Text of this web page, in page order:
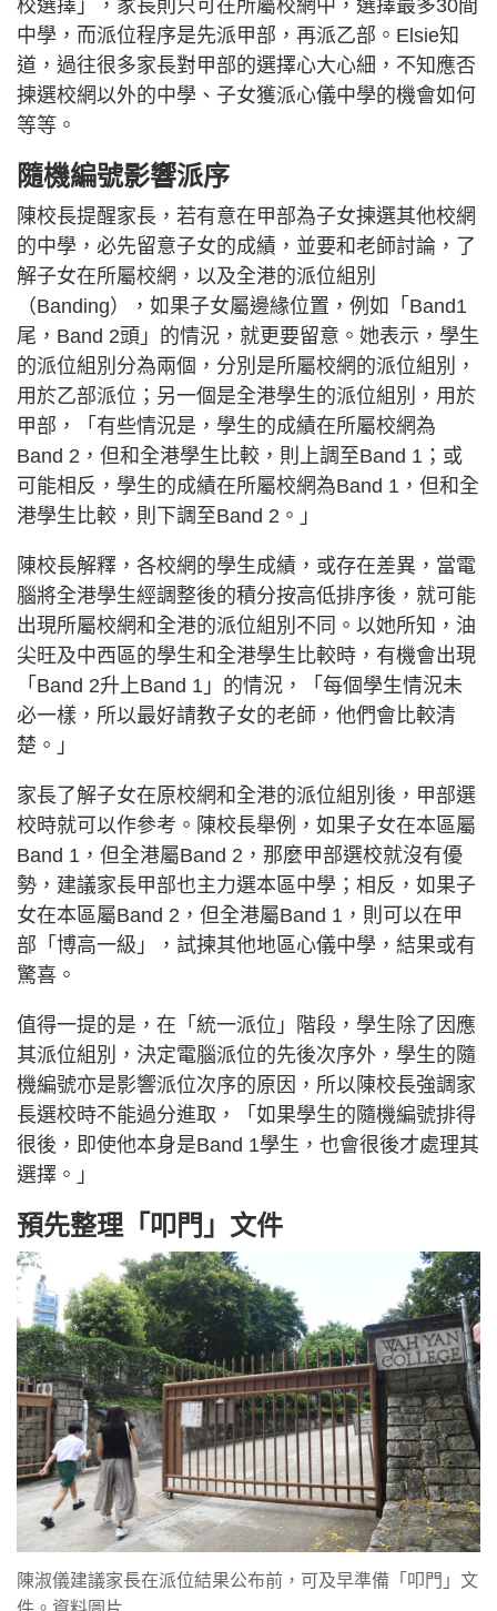
校選擇」，家長則只可在所屬校網中，選擇最多30間
中學，而派位程序是先派甲部，再派乙部。Elsie知
道，過往很多家長對甲部的選擇心大心細，不知應否
揀選校網以外的中學、子女獲派心儀中學的機會如何
等等。
隨機編號影響派序
陳校長提醒家長，若有意在甲部為子女揀選其他校網
的中學，必先留意子女的成績，並要和老師討論，了
解子女在所屬校網，以及全港的派位組別
（Banding），如果子女屬邊緣位置，例如「Band1
尾，Band 2頭」的情況，就更要留意。她表示，學生
的派位組別分為兩個，分別是所屬校網的派位組別，
用於乙部派位；另一個是全港學生的派位組別，用於
甲部，「有些情況是，學生的成績在所屬校網為
Band 2，但和全港學生比較，則上調至Band 1；或
可能相反，學生的成績在所屬校網為Band 1，但和全
港學生比較，則下調至Band 2。」
陳校長解釋，各校網的學生成績，或存在差異，當電
腦將全港學生經調整後的積分按高低排序後，就可能
出現所屬校網和全港的派位組別不同。以她所知，油
尖旺及中西區的學生和全港學生比較時，有機會出現
「Band 2升上Band 1」的情況，「每個學生情況未
必一樣，所以最好請教子女的老師，他們會比較清
楚。」
家長了解子女在原校網和全港的派位組別後，甲部選
校時就可以作參考。陳校長舉例，如果子女在本區屬
Band 1，但全港屬Band 2，那麼甲部選校就沒有優
勢，建議家長甲部也主力選本區中學；相反，如果子
女在本區屬Band 2，但全港屬Band 1，則可以在甲
部「博高一級」，試揀其他地區心儀中學，結果或有
驚喜。
值得一提的是，在「統一派位」階段，學生除了因應
其派位組別，決定電腦派位的先後次序外，學生的隨
機編號亦是影響派位次序的原因，所以陳校長強調家
長選校時不能過分進取，「如果學生的隨機編號排得
很後，即使他本身是Band 1學生，也會很後才處理其
選擇。」
預先整理「叩門」文件
陳淑儀建議家長在派位結果公布前，可及早準備「叩門」文